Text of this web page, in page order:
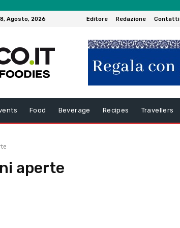
Agosto, 2026 Editore Redazione Contatti
Food Beverage Recipes Travellers
aperte